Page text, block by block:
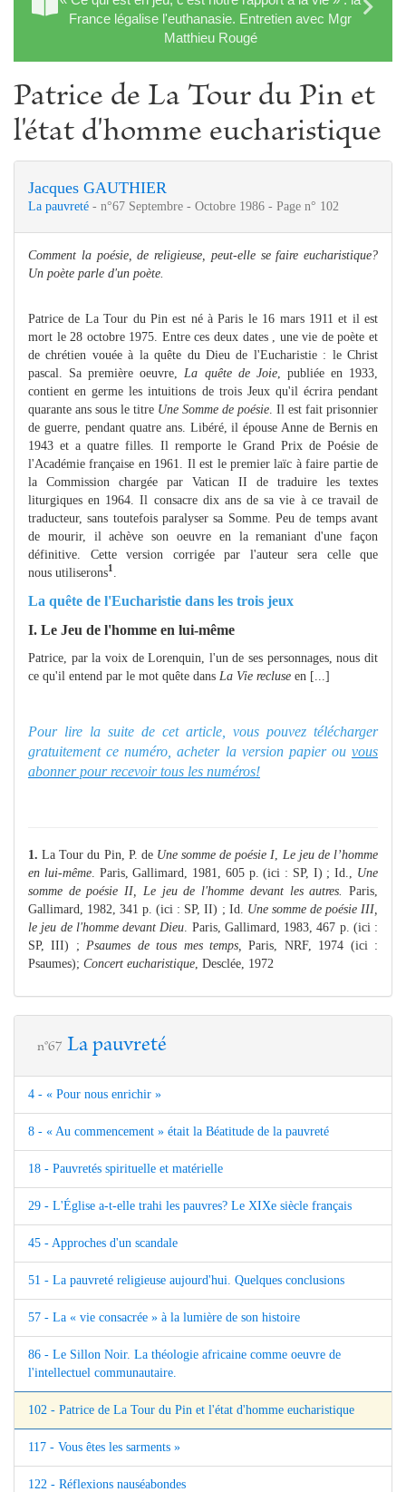
France légalise l'euthanasie. Entretien avec Mgr
Matthieu Rougé
Patrice de La Tour du Pin et
l'état d'homme eucharistique
Jacques GAUTHIER
La pauvreté - n°67 Septembre - Octobre 1986 - Page n° 102
Comment la poésie, de religieuse, peut-elle se faire eucharistique?
Un poète parle d'un poète.
Patrice de La Tour du Pin est né à Paris le 16 mars 1911 et il est
mort le 28 octobre 1975. Entre ces deux dates , une vie de poète et
de chrétien vouée à la quête du Dieu de l'Eucharistie : le Christ
pascal. Sa première oeuvre, La quête de Joie, publiée en 1933,
contient en germe les intuitions de trois Jeux qu'il écrira pendant
quarante ans sous le titre Une Somme de poésie . Il est fait prisonnier
de guerre, pendant quatre ans. Libéré, il épouse Anne de Bernis en
1943 et a quatre filles. Il remporte le Grand Prix de Poésie de
l'Académie française en 1961. Il est le premier laïc à faire partie de
la Commission chargée par Vatican II de traduire les textes
liturgiques en 1964. Il consacre dix ans de sa vie à ce travail de
traducteur, sans toutefois paralyser sa Somme. Peu de temps avant
de mourir, il achève son oeuvre en la remaniant d'une façon
définitive. Cette version corrigée par l'auteur sera celle que
nous utiliserons1
La quête de l'Eucharistie dans les trois jeux
I. Le Jeu de l'homme en lui-même
Patrice, par la voix de Lorenquin, l'un de ses personnages, nous dit
ce qu'il entend par le mot quête dans La Vie recluse en [...]
Pour lire la suite de cet article, vous pouvez télécharger
gratuitement ce numéro, acheter la version papier ou vous
abonner pour recevoir tous les numéros!
1. La Tour du Pin, P. de Une somme de poésie I
Le jeu de l’homme
en lui-même. Paris, Gallimard, 1981, 605 p. (ici : SP, I) ; Id., Une
somme de poésie II, Le jeu de l'homme devant les autres.
Paris,
Gallimard, 1982, 341 p. (ici : SP, II) ; Id. Une somme de poésie III,
le jeu de l'homme devant Dieu . Paris, Gallimard, 1983, 467 p. (ici :
SP, III) ; Psaumes de tous mes temps,Paris, NRF, 1974 (ici :
Psaumes); Concert eucharistique , Desclée, 1972
n°67 La pauvreté
4 - « Pour nous enrichir »
8 - « Au commencement » était la Béatitude de la pauvreté
18 - Pauvretés spirituelle et matérielle
29 - L'Église a-t-elle trahi les pauvres? Le XIXe siècle français
45 - Approches d'un scandale
51 - La pauvreté religieuse aujourd'hui. Quelques conclusions
57 - La « vie consacrée » à la lumière de son histoire
86 - Le Sillon Noir. La théologie africaine comme oeuvre de
l'intellectuel communautaire.
102 - Patrice de La Tour du Pin et l'état d'homme eucharistique
117 - Vous êtes les sarments »
122 - Réflexions nauséabondes